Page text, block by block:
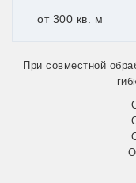
от 300 кв. м
При совместной